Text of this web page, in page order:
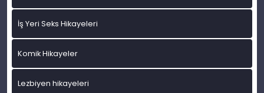
İş Yeri Seks Hikayeleri
Komik Hikayeler
Lezbiyen hikayeleri